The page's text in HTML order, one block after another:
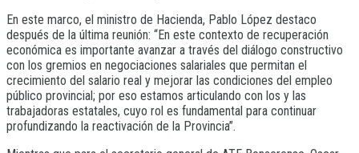
En este marco, el ministro de Hacienda, Pablo López destaco
después de la última reunión: “En este contexto de recuperación
económica es importante avanzar a través del diálogo constructivo
con los gremios en negociaciones salariales que permitan el
crecimiento del salario real y mejorar las condiciones del empleo
público provincial; por eso estamos articulando con los y las
trabajadoras estatales, cuyo rol es fundamental para continuar
profundizando la reactivación de la Provincia”.